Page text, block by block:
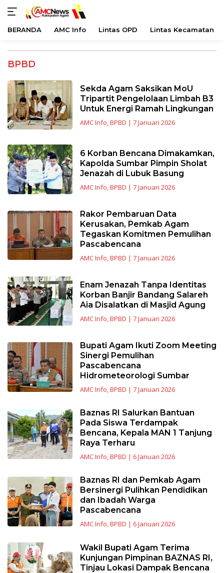
konten
BERANDA AMC Info Lintas OPD Lintas Kecamatan
BPBD
Sekda Agam Saksikan MoU
Tripartit Pengelolaan Limbah B3
Untuk Energi Ramah Lingkungan
AMC Info,BPBD | 7 Januari 2026
6 Korban Bencana Dimakamkan,
Kapolda Sumbar Pimpin Sholat
Jenazah di Lubuk Basung
AMC Info,BPBD | 7 Januari 2026
Rakor Pembaruan Data
Kerusakan, Pemkab Agam
Tegaskan Komitmen Pemulihan
Pascabencana
AMC Info,BPBD | 7 Januari 2026
Enam Jenazah Tanpa Identitas
Korban Banjir Bandang Salareh
Aia Disalatkan di Masjid Agung
AMC Info,BPBD | 7 Januari 2026
Bupati Agam Ikuti Zoom Meeting
Sinergi Pemulihan
Pascabencana
Hidrometeorologi Sumbar
AMC Info,BPBD | 7 Januari 2026
Baznas RI Salurkan Bantuan
Pada Siswa Terdampak
Bencana, Kepala MAN 1 Tanjung
Raya Terharu
AMC Info,BPBD | 6 Januari 2026
Baznas RI dan Pemkab Agam
Bersinergi Pulihkan Pendidikan
dan Ibadah Warga
Pascabencana
AMC Info,BPBD | 6 Januari 2026
Wakil Bupati Agam Terima
Kunjungan Pimpinan BAZNAS RI,
Tinjau Lokasi Dampak Bencana